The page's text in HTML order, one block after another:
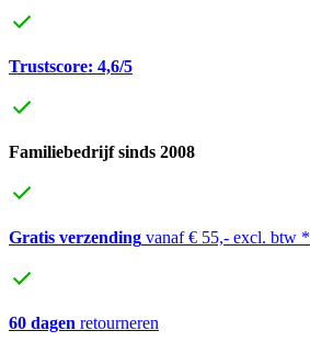
Trustscore: 4,6/5
Familiebedrijf sinds 2008
Gratis verzending vanaf € 55,- excl. btw *
60 dagen retourneren